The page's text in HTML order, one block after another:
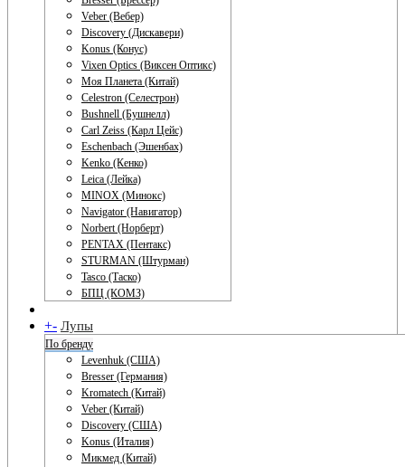
Veber (Вебер)
Discovery (Дискавери)
Konus (Конус)
Vixen Optics (Виксен Оптикс)
Моя Планета (Китай)
Celestron (Селестрон)
Bushnell (Бушнелл)
Carl Zeiss (Карл Цейс)
Eschenbach (Эшенбах)
Kenko (Кенко)
Leica (Лейка)
MINOX (Минокс)
Navigator (Навигатор)
Norbert (Норберт)
PENTAX (Пентакс)
STURMAN (Штурман)
Tasco (Таско)
БПЦ (КОМЗ)
+- Лупы
По бренду
Levenhuk (США)
Bresser (Германия)
Kromatech (Китай)
Veber (Китай)
Discovery (США)
Konus (Италия)
Микмед (Китай)